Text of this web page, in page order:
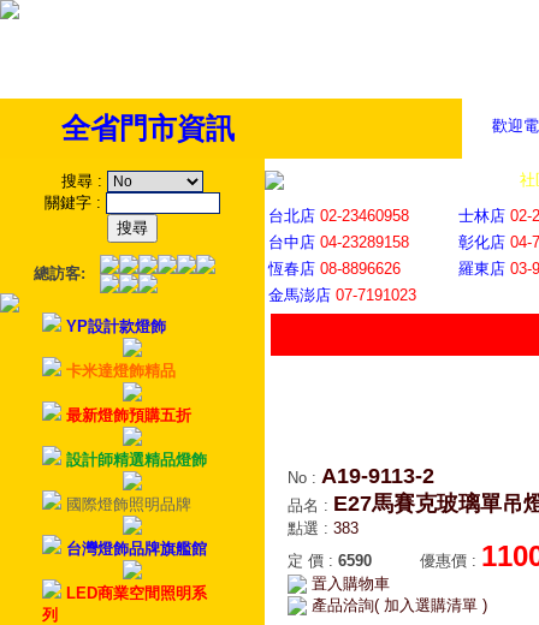
歡迎
全省門市資訊
搜尋 :
關鍵字 :
總訪客:
YP設計款燈飾
卡米達燈飾精品
最新燈飾預購五折
設計師精選精品燈飾
國際燈飾照明品牌
台灣燈飾品牌旗艦館
LED商業空間照明系
列
社
台北店 02-23460958 士林店 02-
台中店 04-23289158 彰化店 04-
恆春店 08-8896626 羅東店 03-
金馬澎店 07-7191023
No : A19-9113-2
品名 : E27馬賽克玻璃單吊
點選 : 383
定 價 : 6590 優惠價 :
置入購物車
產品洽詢( 加入選購清單 )